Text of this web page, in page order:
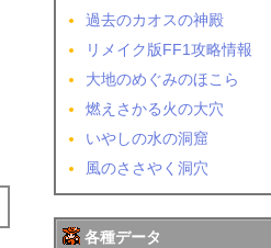
過去のカオスの神殿
リメイク版FF1攻略情報
大地のめぐみのほこら
燃えさかる火の大穴
いやしの水の洞窟
風のささやく洞穴
各種データ